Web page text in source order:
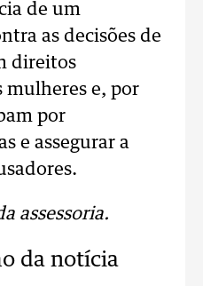
de um
as decisões de
direitos
mulheres e, por
por
e assegurar a
assessoria.
da notícia